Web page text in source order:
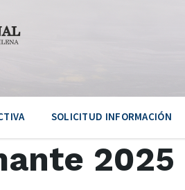
SOLICITUD INFORMACIÓN
2025